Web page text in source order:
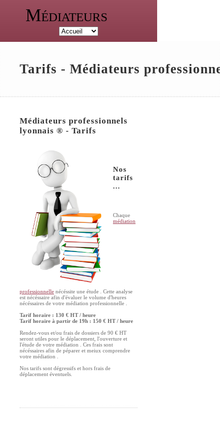
Médiateurs
Tarifs - Médiateurs
Médiateurs professionnels
lyonnais ® - Tarifs
Nos
tarifs
...
Chaque
médiation
professionnelle nécéssite une étude . Cette analyse
est nécéssaire afin d'évaluer le volume d'heures
nécéssaires de votre médiation professionnelle .
Tarif horaire : 130 € HT / heure
Tarif horaire à partir de 19h : 150 € HT / heure
Rendez-vous et/ou frais de dossiers de 90 € HT
seront utiles pour le déplacement, l'ouverture et
l'étude de votre médiation . Ces frais sont
nécéssaires afin de péparer et meiux comprendre
votre médiation .
Nos tarifs sont dégressifs et hors frais de
déplacement éventuels.